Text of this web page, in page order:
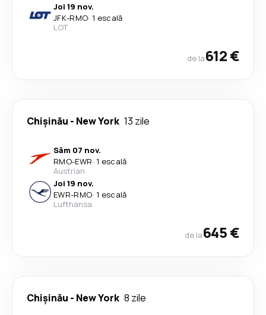
Joi 19 nov.
JFK-RMO· 1 escală
LOT
de la612 €
Chişinău - New York 13 zile
Sâm 07 nov.
RMO-EWR· 1 escală
Austrian
Joi 19 nov.
EWR-RMO· 1 escală
Lufthansa
de la645 €
Chişinău - New York 8 zile